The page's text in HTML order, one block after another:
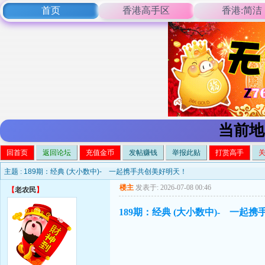
首页 香港高手区 香港:简洁
当前
回首页 返回论坛 充值金币 发帖赚钱 举报此贴 打赏高手
主题 : 189期：经典 (大小数中)- 一起携手共创美好明天！
【老农民】 楼主 发表于: 2026-07-08 00:46
189期：经典 (大小数中)- 一起携